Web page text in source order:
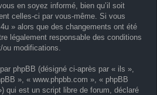
en soyez informé, bien qu’il soit
celles-ci par vous-même. Si vous
» alors que des changements ont été
légalement responsable des conditions
modifications.
phpBB (désigné ci-après par « ils »,
», « www.phpbb.com », « phpBB
qui est un script libre de forum, déclaré